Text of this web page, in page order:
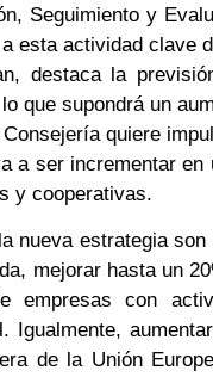
Seguimiento y
esta actividad clave
destaca la
que supondrá un
quiere
a ser incrementar en
y cooperativas.
nueva estrategia
mejorar hasta un
empresas con
Igualmente,
de la Unión